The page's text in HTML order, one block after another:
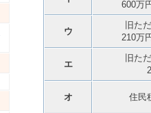
600万
ウ
旧た
210万
エ
旧た
オ 住民